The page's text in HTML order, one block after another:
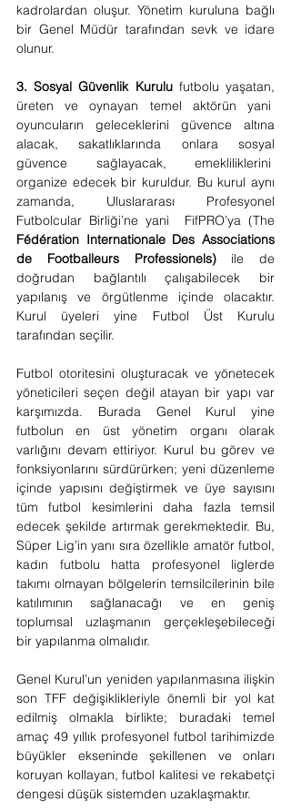
kadrolardan oluşur. Yönetim kuruluna bağlı
bir Genel Müdür tarafından sevk ve idare
olunur.
3. Sosyal Güvenlik Kurulu futbolu yaşatan,
üreten ve oynayan temel aktörün yani
oyuncuların geleceklerini güvence altına
alacak, sakatlıklarında onlara sosyal
güvence sağlayacak, emekliliklerini
organize edecek bir kuruldur. Bu kurul aynı
zamanda, Uluslararası Profesyonel
Fédération Internationale Des Associations
de Footballeurs Professionels) ile de
doğrudan bağlantılı çalışabilecek bir
yapılanış ve örgütlenme içinde olacaktır.
Kurul üyeleri yine Futbol Üst Kurulu
tarafından seçilir.
Futbol otoritesini oluşturacak ve yönetecek
yöneticileri seçen değil atayan bir yapı var
karşımızda. Burada Genel Kurul yine
futbolun en üst yönetim organı olarak
varlığını devam ettiriyor. Kurul bu görev ve
fonksiyonlarını sürdürürken; yeni düzenleme
içinde yapısını değiştirmek ve üye sayısını
tüm futbol kesimlerini daha fazla temsil
edecek şekilde artırmak gerekmektedir. Bu,
Süper Lig’in yanı sıra özellikle amatör futbol,
kadın futbolu hatta profesyonel liglerde
takımı olmayan bölgelerin temsilcilerinin bile
katılımının sağlanacağı ve en geniş
toplumsal uzlaşmanın gerçekleşebileceği
bir yapılanma olmalıdır.
Genel Kurul’un yeniden yapılanmasına ilişkin
son TFF değişiklikleriyle önemli bir yol kat
edilmiş olmakla birlikte; buradaki temel
amaç 49 yıllık profesyonel futbol tarihimizde
büyükler ekseninde şekillenen ve onları
koruyan kollayan, futbol kalitesi ve rekabetçi
dengesi düşük sistemden uzaklaşmaktır.